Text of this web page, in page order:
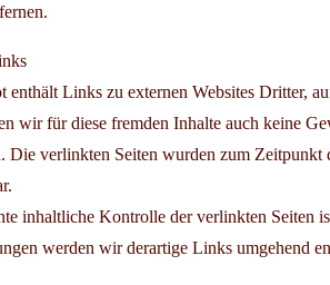
enthält Links zu externen Websites Dritter,
wir für diese fremden Inhalte auch keine
Die verlinkten Seiten wurden zum
inhaltliche Kontrolle der verlinkten Seiten
werden wir derartige Links umgehend